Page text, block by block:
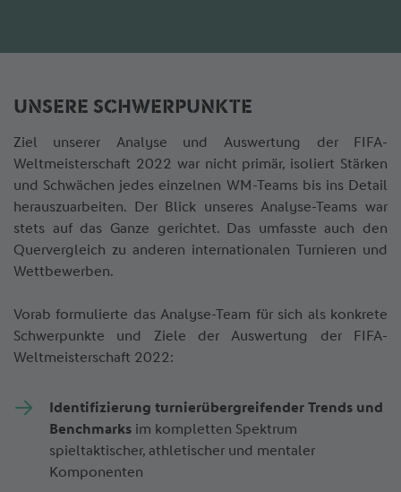
UNSERE SCHWERPUNKTE
Ziel unserer Analyse und Auswertung der FIFA-
Weltmeisterschaft 2022 war nicht primär, isoliert Stärken
und Schwächen jedes einzelnen WM-Teams bis ins Detail
herauszuarbeiten. Der Blick unseres Analyse-Teams war
stets auf das Ganze gerichtet. Das umfasste auch den
Quervergleich zu anderen internationalen Turnieren und
Wettbewerben.
Vorab formulierte das Analyse-Team für sich als konkrete
Schwerpunkte und Ziele der Auswertung der FIFA-
Weltmeisterschaft 2022:
Identifizierung turnierübergreifender Trends und
Benchmarks im kompletten Spektrum
spieltaktischer, athletischer und mentaler
Komponenten